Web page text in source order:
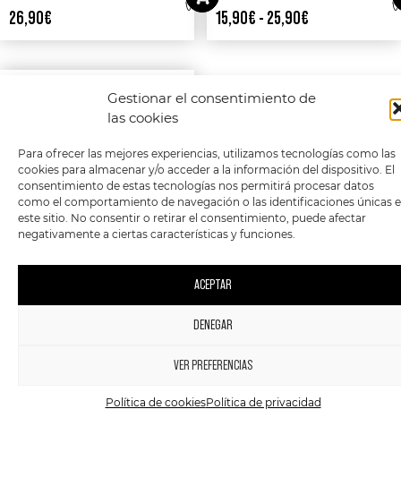
Gestionar el consentimiento de
las cookies
Para ofrecer las mejores experiencias, utilizamos tecnologías como las
cookies para almacenar y/o acceder a la información del dispositivo. El
consentimiento de estas tecnologías nos permitirá procesar datos
como el comportamiento de navegación o las identificaciones únicas
este sitio. No consentir o retirar el consentimiento, puede afectar
negativamente a ciertas características y funciones.
ACEPTAR
DENEGAR
VER PREFERENCIAS
Política de cookiesPolítica de privacidad
CD ,VINILO METAL
TALLAH – MATRIPHAGY
12,00
CD, VINILO METAL
TALLAH – THE
GENERATION OF DANGER
12,00